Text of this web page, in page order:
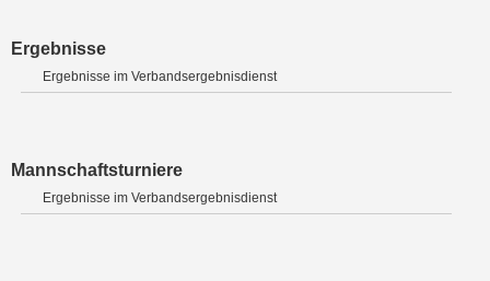
Ergebnisse
Ergebnisse im Verbandsergebnisdienst
Mannschaftsturniere
Ergebnisse im Verbandsergebnisdienst